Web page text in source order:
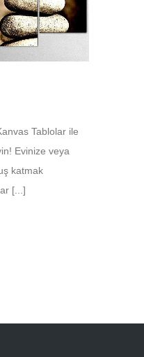
Tablolar ile
Evinize veya
katmak
[...]